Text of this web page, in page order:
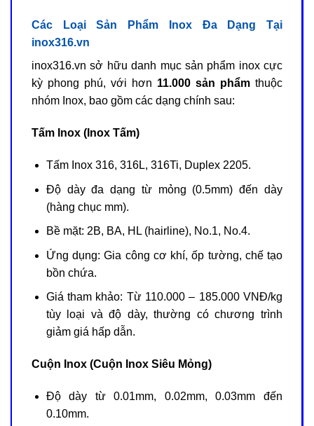
Các Loại Sản Phẩm Inox Đa Dạng Tại
inox316.vn
inox316.vn sở hữu danh mục sản phẩm inox cực
kỳ phong phú, với hơn 11.000 sản phẩm thuộc
nhóm Inox, bao gồm các dạng chính sau:
Tấm Inox (Inox Tấm)
Tấm Inox 316, 316L, 316Ti, Duplex 2205.
Độ dày đa dạng từ mỏng (0.5mm) đến dày
(hàng chục mm).
Bề mặt: 2B, BA, HL (hairline), No.1, No.4.
Ứng dụng: Gia công cơ khí, ốp tường, chế tạo
bồn chứa.
Giá tham khảo: Từ 110.000 – 185.000 VNĐ/kg
tùy loại và độ dày, thường có chương trình
giảm giá hấp dẫn.
Cuộn Inox (Cuộn Inox Siêu Mỏng)
Độ dày từ 0.01mm, 0.02mm, 0.03mm đến
0.10mm.